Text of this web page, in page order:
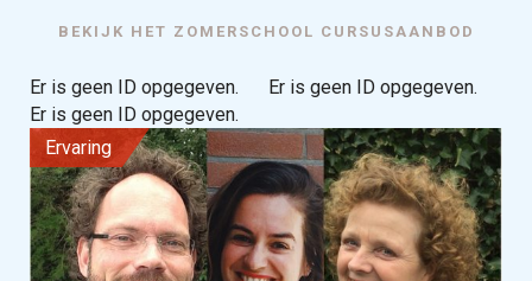
BEKIJK HET ZOMERSCHOOL CURSUSAANBOD
Er is geen ID opgegeven.
Er is geen ID opgegeven.
Er is geen ID opgegeven.
Ervaring